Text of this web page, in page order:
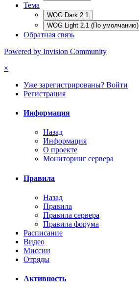
Тема
WOG Dark 2.1
WOG Light 2.1 (По умолчанию)
Обратная связь
Powered by Invision Community
×
Уже зарегистрированы? Войти
Регистрация
Информация
Назад
Информация
О проекте
Мониторинг сервера
Правила
Назад
Правила
Правила сервера
Правила форума
Расписание
Видео
Миссии
Отряды
Активность